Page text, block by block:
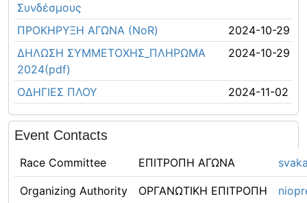
Συνδέσμους
ΠΡΟΚΗΡΥΞΗ ΑΓΩΝΑ (NoR)
2024-10-29
ΔΗΛΩΣΗ ΣΥΜΜΕΤΟΧΗΣ_ΠΛΗΡΩΜΑ
2024(pdf)
2024-10-29
ΟΔΗΓΙΕΣ ΠΛΟΥ 2024-11-02
Event Contacts
Race Committee ΕΠΙΤΡΟΠΗ ΑΓΩΝΑ
Organizing Authority ΟΡΓΑΝΩΤΙΚΗ ΕΠΙΤΡΟΠΗ